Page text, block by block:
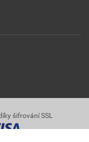
šifrování SSL